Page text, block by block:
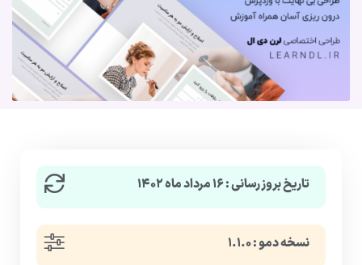
تاریخ بروزرسانی : ۱۶ مرداد ماه ۱۴۰۲
نسخه دمو : ۱.۱.۰